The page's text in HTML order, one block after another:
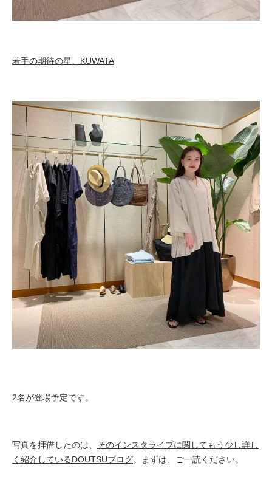
若手の期待の星、KUWATA
2名が登場予定です。
写真を拝借したのは、 そのインスタライブに関してもう少し詳し
く紹介しているDOUTSUブログ。まずは、ご一読ください。